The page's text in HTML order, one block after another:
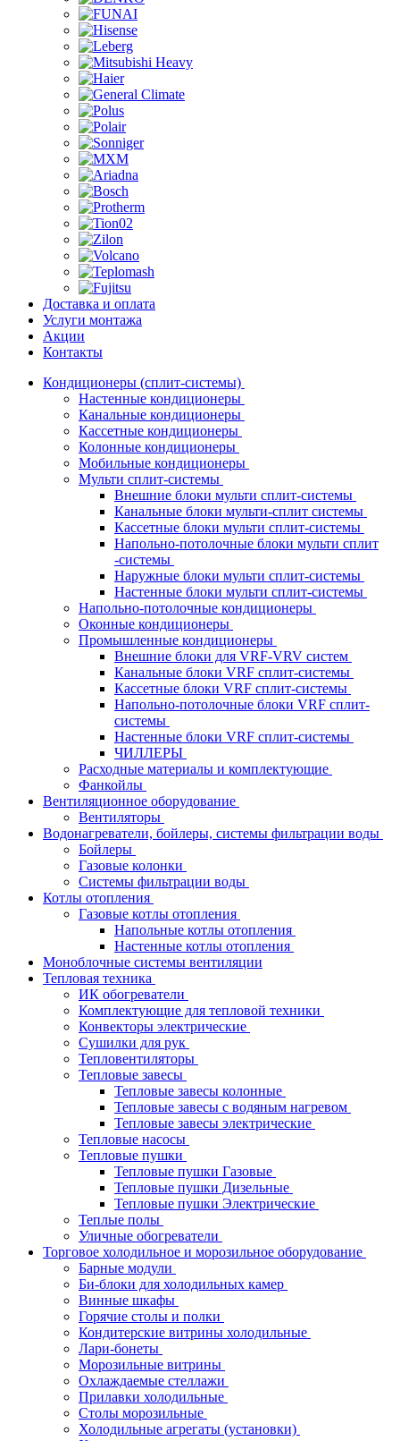
Доставка и оплата
Услуги монтажа
Акции
Контакты
Кондиционеры (сплит-системы)
Настенные кондиционеры
Канальные кондиционеры
Кассетные кондиционеры
Колонные кондиционеры
Мобильные кондиционеры
Мульти сплит-системы
Внешние блоки мульти сплит-системы
Канальные блоки мульти-сплит системы
Кассетные блоки мульти сплит-системы
Напольно-потолочные блоки мульти сплит
-системы
Наружные блоки мульти сплит-системы
Настенные блоки мульти сплит-системы
Напольно-потолочные кондиционеры
Оконные кондиционеры
Промышленные кондиционеры
Внешние блоки для VRF-VRV систем
Канальные блоки VRF сплит-системы
Кассетные блоки VRF сплит-системы
Напольно-потолочные блоки VRF сплит-
системы
Настенные блоки VRF сплит-системы
ЧИЛЛЕРЫ
Расходные материалы и комплектующие
Фанкойлы
Вентиляционное оборудование
Вентиляторы
Водонагреватели, бойлеры, системы фильтрации воды
Бойлеры
Газовые колонки
Системы фильтрации воды
Котлы отопления
Газовые котлы отопления
Напольные котлы отопления
Настенные котлы отопления
Моноблочные системы вентиляции
Тепловая техника
ИК обогреватели
Комплектующие для тепловой техники
Конвекторы электрические
Сушилки для рук
Тепловентиляторы
Тепловые завесы
Тепловые завесы колонные
Тепловые завесы с водяным нагревом
Тепловые завесы электрические
Тепловые насосы
Тепловые пушки
Тепловые пушки Газовые
Тепловые пушки Дизельные
Тепловые пушки Электрические
Теплые полы
Уличные обогреватели
Торговое холодильное и морозильное оборудование
Барные модули
Би-блоки для холодильных камер
Винные шкафы
Горячие столы и полки
Кондитерские витрины холодильные
Лари-бонеты
Морозильные витрины
Охлаждаемые стеллажи
Прилавки холодильные
Столы морозильные
Холодильные агрегаты (установки)